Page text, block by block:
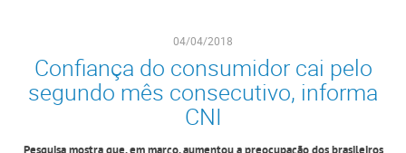
04/04/2018
Confiança do consumidor cai pelo
segundo mês consecutivo, informa
CNI